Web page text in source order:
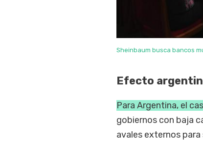
Sheinbaum busca bancos
Efecto
Para Argentina, el
gobiernos con baja
avales externos